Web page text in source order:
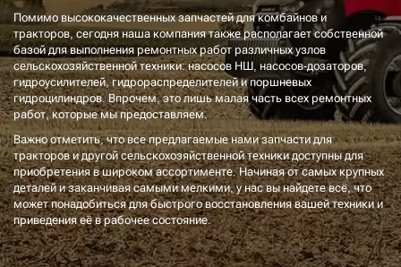
Помимо высококачественных запчастей для комбайнов и
тракторов, сегодня наша компания также располагает собственной
базой для выполнения ремонтных работ различных узлов
сельскохозяйственной техники: насосов НШ, насосов-дозаторов,
гидроусилителей, гидрораспределителей и поршневых
гидроцилиндров. Впрочем, это лишь малая часть всех ремонтных
работ, которые мы предоставляем.
Важно отметить, что все предлагаемые нами запчасти для
тракторов и другой сельскохозяйственной техники доступны для
приобретения в широком ассортименте. Начиная от самых крупных
деталей и заканчивая самыми мелкими, у нас вы найдете всё, что
может понадобиться для быстрого восстановления вашей техники и
приведения её в рабочее состояние.